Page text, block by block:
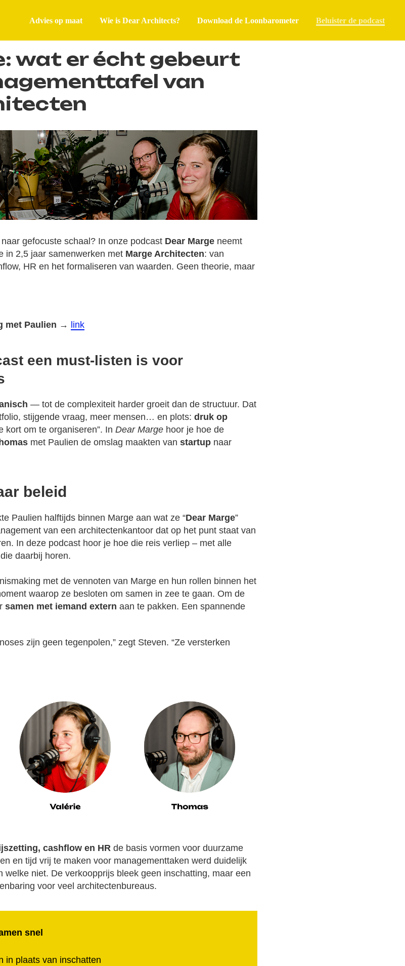
Advies op maat Wie is Dear Architects? Download de Loonbarometer Beluister de podcast
wat er écht gebeurt
van
gefocuste schaal? In onze podcast Dear Marge neemt
in 2,5 jaar samenwerken met Marge Architecten: van
HR en het formaliseren van waarden. Geen theorie, maar
met Paulien → link
een must-listen is voor
— tot de complexiteit harder groeit dan de structuur. Dat
stijgende vraag, meer mensen… en plots: druk op
kort om te organiseren”. In Dear Marge hoor je hoe de
met Paulien de omslag maakten van startup naar
beleid
Paulien halftijds binnen Marge aan wat ze “Dear Marge”
van een architectenkantoor dat op het punt staat van
In deze podcast hoor je hoe die reis verliep – met alle
daarbij horen.
met de vennoten van Marge en hun rollen binnen het
waarop ze besloten om samen in zee te gaan. Om de
samen met iemand extern aan te pakken. Een spannende
zijn geen tegenpolen,” zegt Steven. “Ze versterken
cashflow en HR de basis vormen voor duurzame
en tijd vrij te maken voor managementtaken werd duidelijk
welke niet. De verkoopprijs bleek geen inschatting, maar een
voor veel architectenbureaus.
snel
in plaats van inschatten